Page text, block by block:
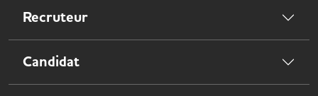
Recruteur
Candidat